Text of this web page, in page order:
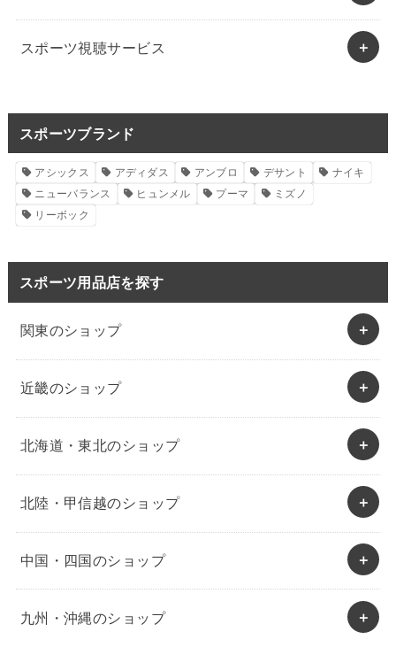
スポーツ視聴サービス
スポーツブランド
アシックス アディダス アンブロ デサント
ナイキ
ニューバランス
ヒュンメル プーマ
ミズノ
リーボック
スポーツ用品店を探す
関東のショップ
近畿のショップ
北海道・東北のショップ
北陸・甲信越のショップ
中国・四国のショップ
九州・沖縄のショップ